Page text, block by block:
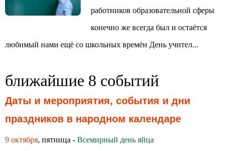
работников образовательной сферы
конечно же всегда был и остаётся
любимый нами ещё со школьных времён День учител...
ближайшие 8 событий
Даты и мероприятия, события и дни
праздников в народном календаре
9 октября, пятница - Всемирный день яйца